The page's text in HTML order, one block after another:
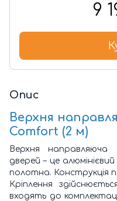
9
Опис
Верхня
Comfort (2 м)
Верхня направляюча
дверей – це
полотна. Конструкція
Кріплення
входять до